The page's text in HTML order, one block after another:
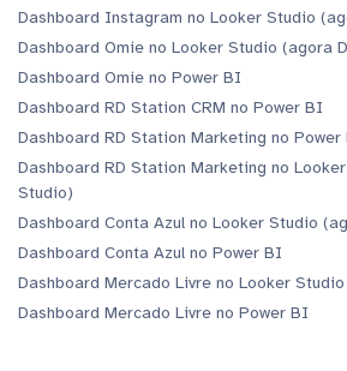
Dashboard Instagram no Looker Studio
Dashboard Omie no Looker Studio (agora
Dashboard Omie no Power BI
Dashboard RD Station CRM no Power BI
Dashboard RD Station Marketing no Power
Dashboard RD Station Marketing no
Studio)
Dashboard Conta Azul no Looker Studio
Dashboard Conta Azul no Power BI
Dashboard Mercado Livre no Looker
Dashboard Mercado Livre no Power BI